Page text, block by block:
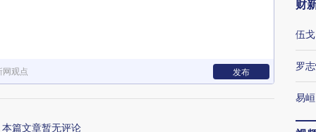
网观点 发布
本篇文章暂无评论
财
伍戈
罗
易峘